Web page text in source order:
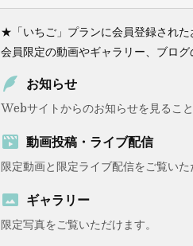
★「いちご」プランに会員登録された
会員限定の動画やギャラリー、ブロ
お知らせ
Webサイトからのお知らせを見ること
動画投稿・ライブ配信
限定動画と限定ライブ配信をご覧いた
ギャラリー
限定写真をご覧いただけます。